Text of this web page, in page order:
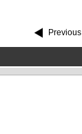
Previous